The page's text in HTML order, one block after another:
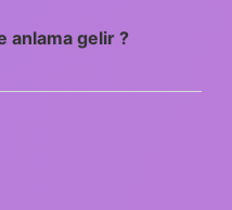
anlama gelir ?